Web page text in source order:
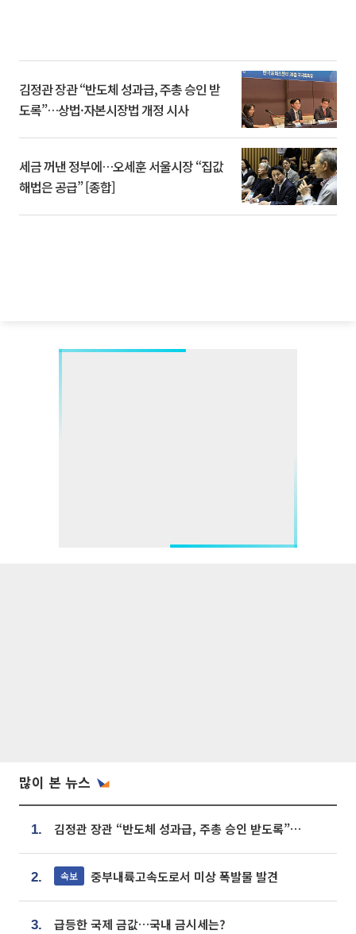
김정관 장관 “반도체 성과급, 주총 승인 받
도록”…상법·자본시장법 개정 시사
세금 꺼낸 정부에…오세훈 서울시장 “집값
해법은 공급” [종합]
많이 본 뉴스
1. 김정관 장관 “반도체 성과급, 주총 승인 받도록”…상법·자본시장법 개정 시사
2. 속보 중부내륙고속도로서 미상 폭발물 발견
3. 급등한 국제 금값…국내 금시세는?